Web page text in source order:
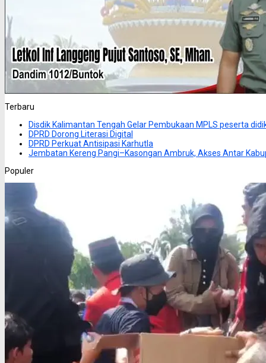
Terbaru
Disdik Kalimantan Tengah Gelar Pembukaan MPLS peserta
DPRD Dorong Literasi Digital
DPRD Perkuat Antisipasi Karhutla
Jembatan Kereng Pangi–Kasongan Ambruk, Akses Antar
Populer